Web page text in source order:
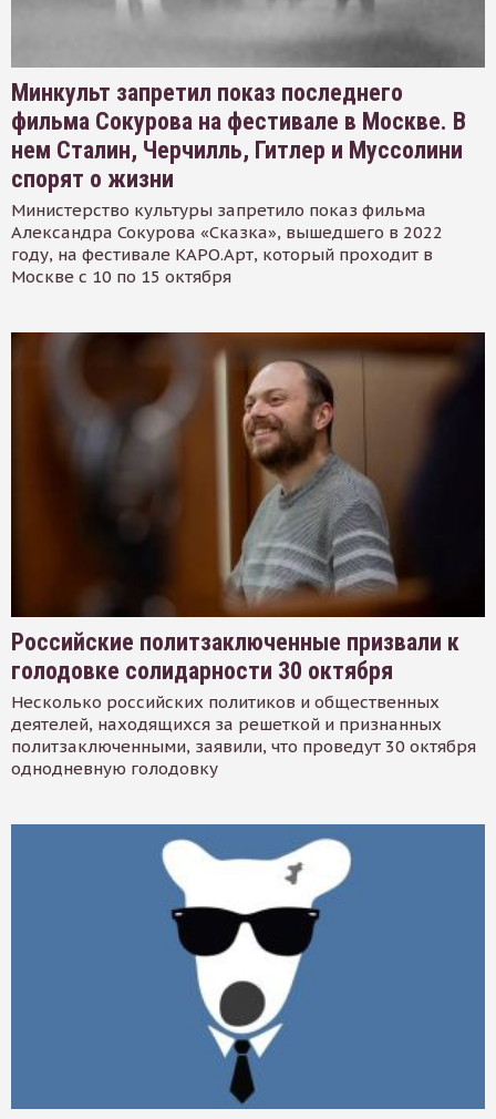
Минкульт запретил показ последнего
фильма Сокурова на фестивале в Москве. В
нем Сталин, Черчилль, Гитлер и Муссолини
спорят о жизни
Министерство культуры запретило показ фильма
Александра Сокурова «Сказка», вышедшего в 2022
году, на фестивале КАРО.Арт, который проходит в
Москве с 10 по 15 октября
Российские политзаключенные призвали к
голодовке солидарности 30 октября
Несколько российских политиков и общественных
деятелей, находящихся за решеткой и признанных
политзаключенными, заявили, что проведут 30 октября
однодневную голодовку